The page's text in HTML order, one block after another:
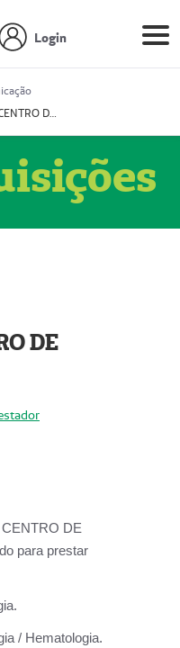
Login
Prestador CENTRO DE ONCOLOGIA
DE
CENTRO DE
para prestar
/ Hematologia.